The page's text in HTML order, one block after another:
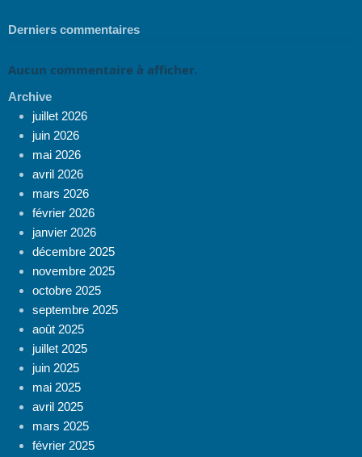
Derniers commentaires
Aucun commentaire à afficher.
Archive
juillet 2026
juin 2026
mai 2026
avril 2026
mars 2026
février 2026
janvier 2026
décembre 2025
novembre 2025
octobre 2025
septembre 2025
août 2025
juillet 2025
juin 2025
mai 2025
avril 2025
mars 2025
février 2025